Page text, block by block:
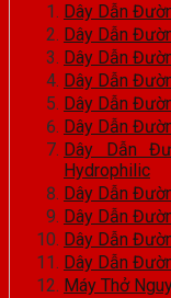
Dây Dẫn
Dây Dẫn
Dây Dẫn
Dây Dẫn
Dây Dẫn
Dây Dẫn
Dây Dẫn
Hydrophilic
Dây Dẫn
Dây Dẫn
Dây Dẫn
Dây Dẫn
Máy Thở